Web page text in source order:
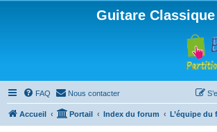
Guitare Classique
FAQ Nous contacter
Accueil Portail Index du forum L’équipe du